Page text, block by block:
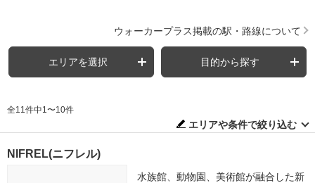
ウォーカープラス掲載の駅・路線について
エリアを選択 目的から探す
全11件中1〜10件
エリアや条件で絞り込む
NIFREL(ニフレル)
水族館、動物園、美術館が融合した新